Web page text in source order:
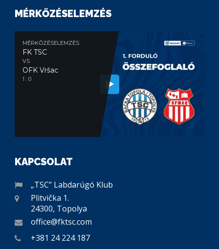
MÉRKŐZÉSELEMZÉS
MÉRKŐZÉSELEMZÉS
FK TSC
VS
OFK Vršac
1 : 0
KAPCSOLAT
„TSC” Labdarúgó Klub
Plitvička 1.
24300, Topolya
office@fktsc.com
+381 24 224 187